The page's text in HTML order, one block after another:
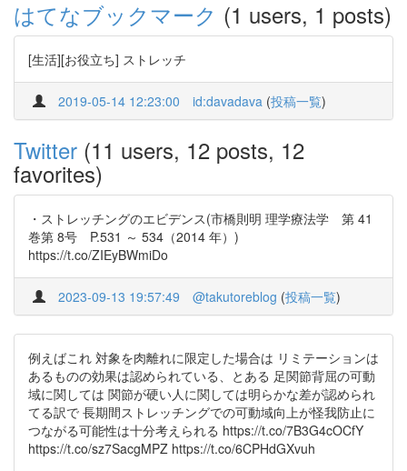
はてなブックマーク (1 users, 1 posts)
[生活][お役立ち] ストレッチ
2019-05-14 12:23:00 id:davadava (投稿一覧)
Twitter (11 users, 12 posts, 12
favorites)
・ストレッチングのエビデンス(市橋則明 理学療法学 第 41
巻第 8号 P.531 ～ 534（2014 年）)
https://t.co/ZIEyBWmiDo
2023-09-13 19:57:49 @takutoreblog (投稿一覧)
例えばこれ 対象を肉離れに限定した場合は リミテーションは
あるものの効果は認められている、とある 足関節背屈の可動
域に関しては 関節が硬い人に関しては明らかな差が認められ
てる訳で 長期間ストレッチングでの可動域向上が怪我防止に
つながる可能性は十分考えられる https://t.co/7B3G4cOCfY
https://t.co/sz7SacgMPZ https://t.co/6CPHdGXvuh